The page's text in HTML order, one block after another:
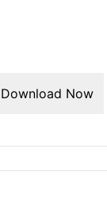
Download Now